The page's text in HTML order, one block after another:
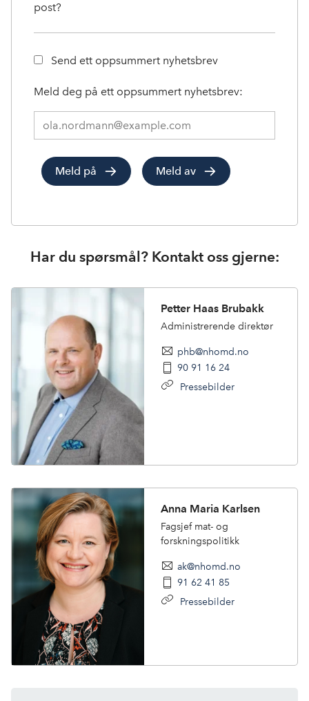
post?
Send ett oppsummert nyhetsbrev
Meld deg på ett oppsummert nyhetsbrev:
Meld
nyhetsbrev:
Meld på Meld av
Har du spørsmål? Kontakt oss gjerne:
Petter Haas Brubakk
Administrerende direktør
phb@nhomd.no
90 91 16 24
Pressebilder
Anna Maria Karlsen
Fagsjef mat- og
forskningspolitikk
ak@nhomd.no
91 62 41 85
Pressebilder